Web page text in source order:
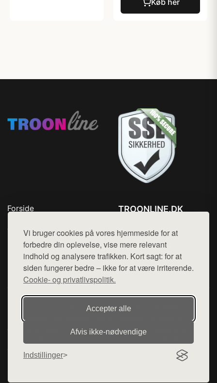
Vi bruger cookies på vores hjemmeside for at
forbedre din oplevelse, vise mere relevant
indhold og analysere trafikken. Kort sagt: for at
siden fungerer bedre – ikke for at være irriterende.
Cookie- og privatlivspolitik.
Accepter alle
Afvis ikke‑nødvendige
Indstillinger
Køb her
Forside
Top Rabatter
Blog
Kontakt
TROONLINE.DK
Mail: hej@want.dk
Cookie- og privatlivspolitik
Denne side er en del af want.dk, der udgiver en række
hjemmesider med præsentation af forskellige produkter fra
diverse webshops. Der sælges ikke varer fra denne side - vi
henviser til de shops, som sælger varen. Vi har heller ikke
varerne på lager.